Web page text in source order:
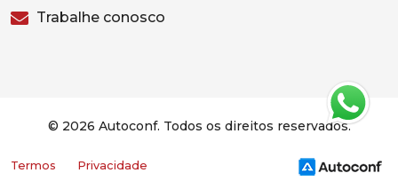
Trabalhe conosco
© 2026 Autoconf. Todos os direitos reservados.
Termos Privacidade